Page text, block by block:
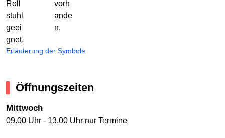
Erläuterung der Symbole
Öffnungszeiten
Mittwoch
09.00 Uhr - 13.00 Uhr nur Termine